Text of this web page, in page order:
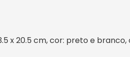
x 20.5 cm, cor: preto e